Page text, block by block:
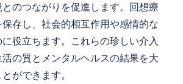
のつながりを促進します。回想療
存し、社会的相互作用や感情的な
役立ちます。これらの珍しい介入
の質とメンタルヘルスの結果を大
ができます。